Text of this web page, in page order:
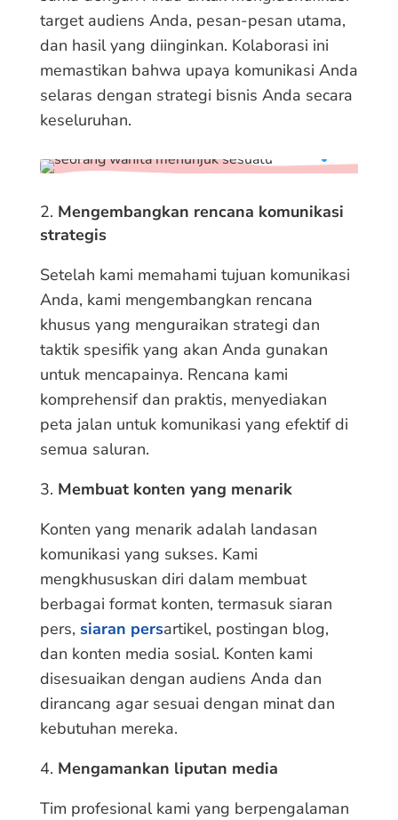
target audiens Anda, pesan-pesan utama,
dan hasil yang diinginkan. Kolaborasi ini
memastikan bahwa upaya komunikasi Anda
selaras dengan strategi bisnis Anda secara
keseluruhan.
Mengembangkan rencana komunikasi
strategis
Setelah kami memahami tujuan komunikasi
Anda, kami mengembangkan rencana
khusus yang menguraikan strategi dan
taktik spesifik yang akan Anda gunakan
untuk mencapainya. Rencana kami
komprehensif dan praktis, menyediakan
peta jalan untuk komunikasi yang efektif di
semua saluran.
Membuat konten yang menarik
Konten yang menarik adalah landasan
komunikasi yang sukses. Kami
mengkhususkan diri dalam membuat
berbagai format konten, termasuk siaran
pers, siaran persartikel, postingan blog,
dan konten media sosial. Konten kami
disesuaikan dengan audiens Anda dan
dirancang agar sesuai dengan minat dan
kebutuhan mereka.
Mengamankan liputan media
Tim profesional kami yang berpengalaman